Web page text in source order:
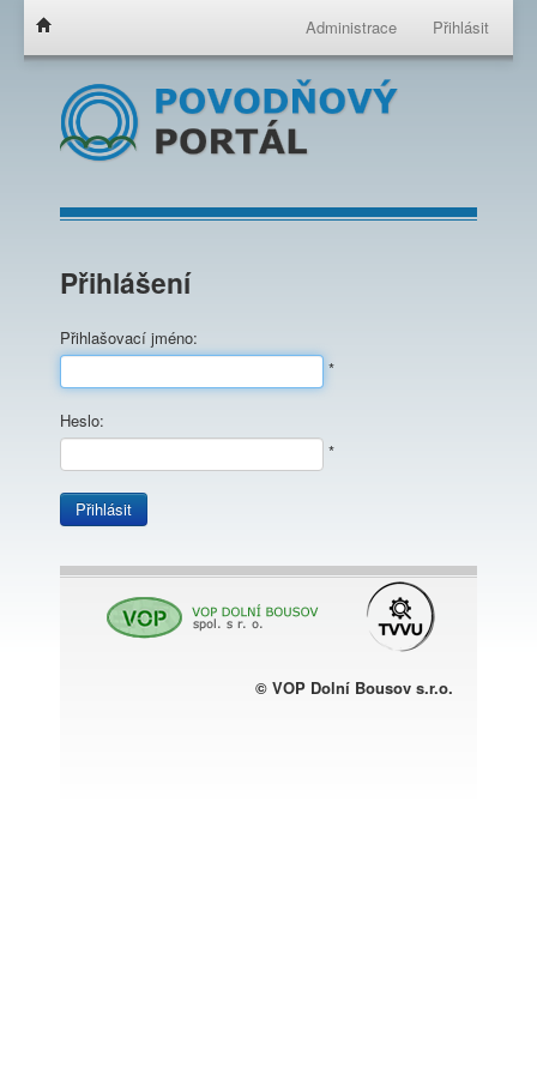
Administrace Přihlásit
Přihlášení
Přihlašovací jméno:
*
Heslo:
*
Přihlásit
© VOP Dolní Bousov s.r.o.